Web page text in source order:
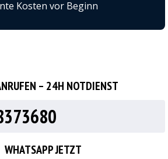
Kosten vor Beginn
– 24H NOTDIENST
WHATSAPP JETZT